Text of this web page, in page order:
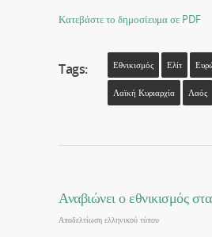
Κατεβάστε το δημοσίευμα σε PDF
Tags: Εθνικισμός Ελίτ
Λαϊκή Κυριαρχία Λαός
Αναβιώνει ο εθνικισμός
Αποδελτίωση ελληνικού τύπου